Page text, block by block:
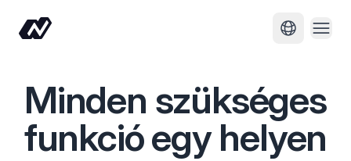
Nyelv
Minden szükséges
funkció egy helyen